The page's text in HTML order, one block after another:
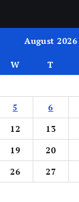
August 2026
W T
5 6
12 13
19 20
26 27